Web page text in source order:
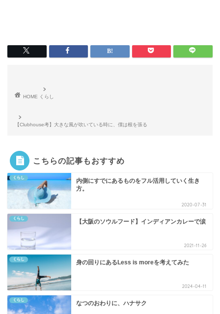
HOME くらし
【Clubhouse考】大きな風が吹いている時に、僕は根を張る
こちらの記事もおすすめ
くらし
内側にすでにあるものをフル活用していく生き
方。
2020-07-31
くらし 【大阪のソウルフード】インディアンカレーで涙
2021-11-26
くらし 身の回りにあるLess is moreを考えてみた
2024-04-11
くらし なつのおわりに、ハナサク